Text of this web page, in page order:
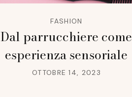
FASHION
Dal parrucchiere come
esperienza sensoriale
OTTOBRE 14, 2023